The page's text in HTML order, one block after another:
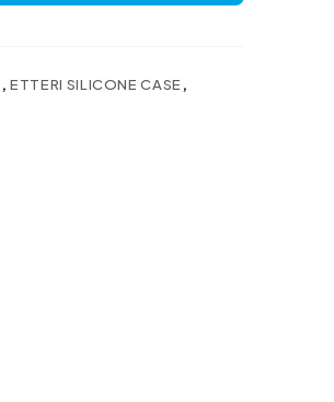
,ETTERI SILICONE CASE ,